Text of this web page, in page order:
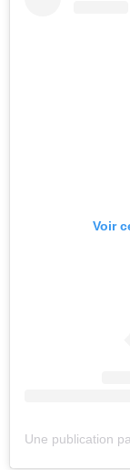
Voir
Une publication